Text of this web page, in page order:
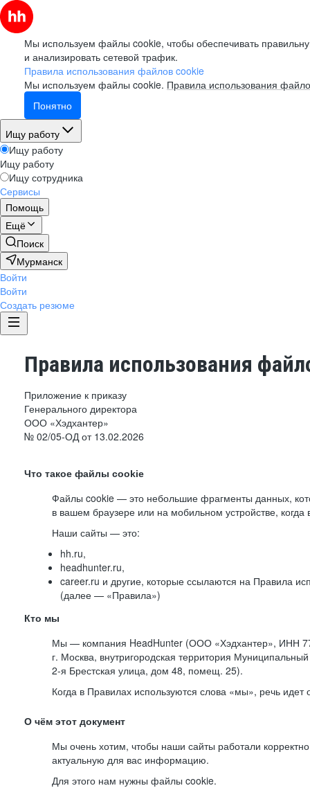
Мы используем файлы cookie, чтобы обеспечивать
и анализировать сетевой трафик.
Правила использования файлов cookie
Мы используем файлы cookie. Правила использования
Понятно
Ищу работу
Ищу работу
Ищу работу
Ищу сотрудника
Сервисы
Помощь
Ещё
Поиск
Мурманск
Войти
Войти
Создать резюме
Правила использования
Приложение к приказу
Генерального директора
ООО «Хэдхантер»
№ 02/05-ОД от 13.02.2026
Что такое файлы cookie
Файлы cookie — это небольшие фрагменты данных,
в вашем браузере или на мобильном устройстве,
Наши сайты — это:
hh.ru,
headhunter.ru,
career.ru и другие, которые ссылаются на Правила
(далее — «Правила»)
Кто мы
Мы — компания HeadHunter (ООО «Хэдхантер», ИНН
г. Москва, внутригородская территория Муниципальный
2-я Брестская улица, дом 48, помещ. 25).
Когда в Правилах используются слова «мы», речь
О чём этот документ
Мы очень хотим, чтобы наши сайты работали
актуальную для вас информацию.
Для этого нам нужны файлы cookie.